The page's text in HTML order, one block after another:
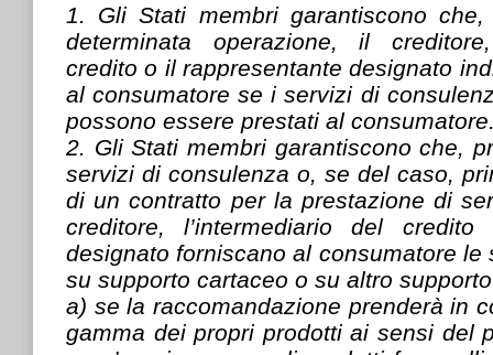
1. Gli Stati membri garantiscono
determinata operazione, il
credito o il rappresentante designato
al consumatore se i servizi di
possono essere prestati al
2. Gli Stati membri garantiscono che,
servizi di consulenza o, se del caso,
di un contratto per la prestazione di
creditore, l’intermediario del
designato forniscano al consumatore le
su supporto cartaceo o su altro
a) se la raccomandazione prenderà in
gamma dei propri prodotti ai sensi del